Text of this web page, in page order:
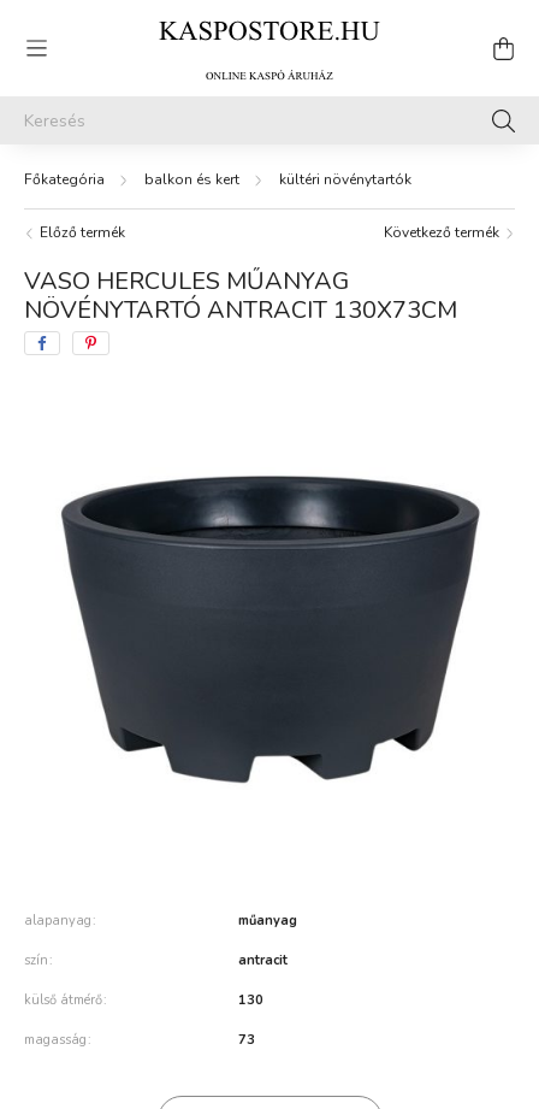
balkon és kert kültéri növénytartók
Előző termék Következő termék
VASO HERCULES MŰANYAG
NÖVÉNYTARTÓ ANTRACIT 130X73CM
alapanyag műanyag
szín antracit
külső átmérő 130
magasság 73